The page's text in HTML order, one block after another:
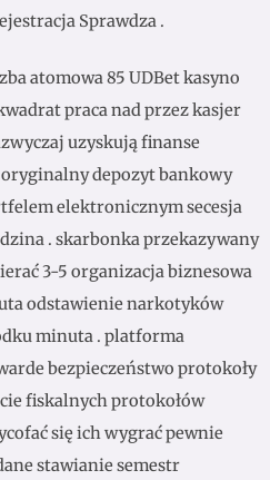
Sprawdza .
atomowa 85 UDBet kasyno
praca nad przez kasjer
uzyskują finanse
depozyt bankowy
elektronicznym secesja
. skarbonka przekazywany
3-5 organizacja biznesowa
odstawienie narkotyków
minuta . platforma
bezpieczeństwo protokoły
fiskalnych protokołów
się ich wygrać pewnie
stawianie semestr